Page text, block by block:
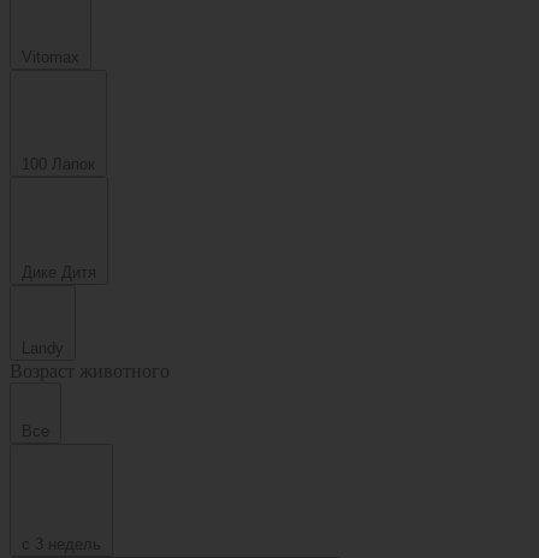
Vitomax
100 Лапок
Дике Дитя
Landy
Возраст животного
Все
с 3 недель